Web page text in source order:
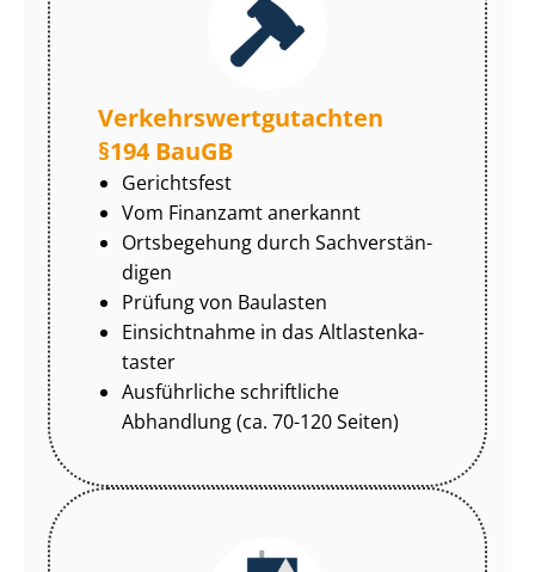
Ver­kehrs­wert­gut­ach­ten
§194 BauGB
Gerichtsfest
Vom Finanzamt anerkannt
Ortsbegehung durch Sach­ver­stän­
di­gen
Prüfung von Baulasten
Einsichtnahme in das Alt­las­ten­ka­
tas­ter
Ausführliche schriftliche
Abhandlung (ca. 70-120 Seiten)